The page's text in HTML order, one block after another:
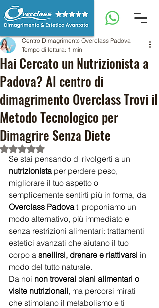
Hai Cercato un Nutrizionista a
Padova? Al centro di
dimagrimento Overclass Trovi il
Metodo Tecnologico per
Dimagrire Senza Diete
Centro Dimagrimento Overclass Padova
Tempo di lettura: 1 min
Valutazione NaN stelle su 5.
Se stai pensando di rivolgerti a un
nutrizionista per perdere peso,
migliorare il tuo aspetto o
semplicemente sentirti più in forma, da
Overclass Padova ti proponiamo un
modo alternativo, più immediato e
senza restrizioni alimentari: trattamenti
estetici avanzati che aiutano il tuo
corpo a snellirsi, drenare e riattivarsi in
modo del tutto naturale.
Da noi non troverai piani alimentari o
visite nutrizionali, ma percorsi mirati
che stimolano il metabolismo e ti